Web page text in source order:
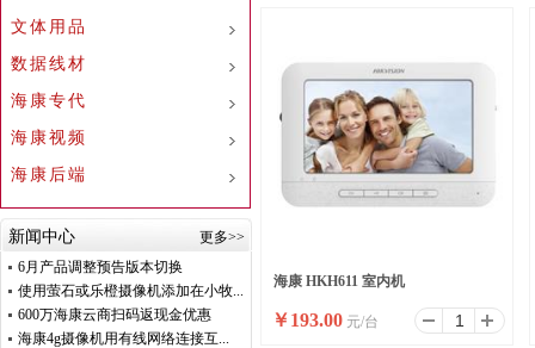
文体用品
数据线材
海康专代
海康视频
海康后端
新闻中心
更多>>
6月产品调整预告版本切换
使用萤石或乐橙摄像机添加在小牧...
600万海康云商扫码返现金优惠
海康4g摄像机用有线网络连接互...
海康 HKH611 室内机
￥193.00 元/台